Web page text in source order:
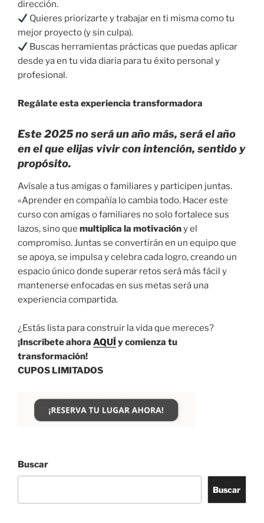
dirección.
Quieres priorizarte y trabajar en ti misma como tu
mejor proyecto (y sin culpa).
Buscas herramientas prácticas que puedas aplicar
desde ya en tu vida diaria para tu éxito personal y
profesional.
Regálate esta experiencia transformadora
Este 2025 no será un año más, será el año
en el que elijas vivir con intención, sentido y
propósito.
Avísale a tus amigas o familiares y participen juntas.
«Aprender en compañía lo cambia todo. Hacer este
curso con amigas o familiares no solo fortalece sus
lazos, sino que multiplica la motivacióny el
compromiso. Juntas se convertirán en un equipo que
se apoya, se impulsa y celebra cada logro, creando un
espacio único donde superar retos será más fácil y
mantenerse enfocadas en sus metas será una
experiencia compartida.
¿Estás lista para construir la vida que mereces?
¡Inscríbete ahora AQUÍ y comienza tu
transformación!
CUPOS LIMITADOS
Buscar
Buscar